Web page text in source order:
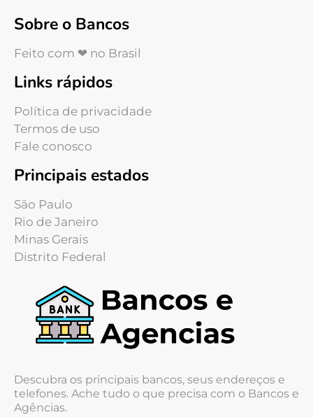
Sobre o Bancos
Feito com ❤ no Brasil
Links rápidos
Política de privacidade
Termos de uso
Fale conosco
Principais estados
São Paulo
Rio de Janeiro
Minas Gerais
Distrito Federal
Descubra os principais bancos, seus endereços e
telefones. Ache tudo o que precisa com o Bancos e
Agências.